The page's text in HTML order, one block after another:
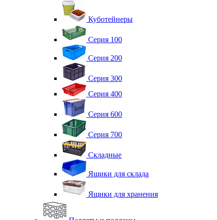
Куботейнеры
Серия 100
Серия 200
Серия 300
Серия 400
Серия 600
Серия 700
Складные
Ящики для склада
Ящики для хранения